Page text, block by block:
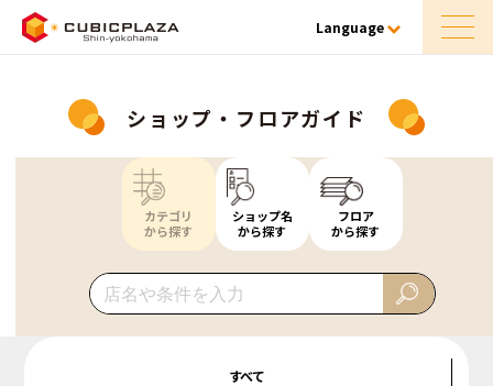
Language
ショップ・フロアガイド
カテゴリ
から探す
ショップ名
から探す
フロア
から探す
すべて